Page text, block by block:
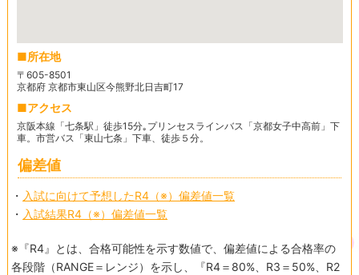
所在地
〒605-8501
京都府 京都市東山区今熊野北日吉町17
アクセス
京阪本線「七条駅」徒歩15分｡プリンセスラインバス「京都女子中高前」下
車。市営バス「東山七条」下車、徒歩５分。
偏差値
・ 入試に向けて予想したR4（※）偏差値一覧
・ 入試結果R4（※）偏差値一覧
※『R4』とは、合格可能性を示す数値で、偏差値による合格率の
各段階（RANGE＝レンジ）を示し、『R4＝80%、R3＝50%、R2